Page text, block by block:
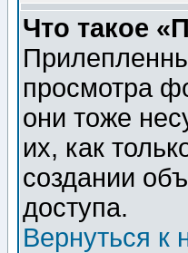
Что такое
просмотра
они тоже
их, как
создании
доступа.
Вернуться к